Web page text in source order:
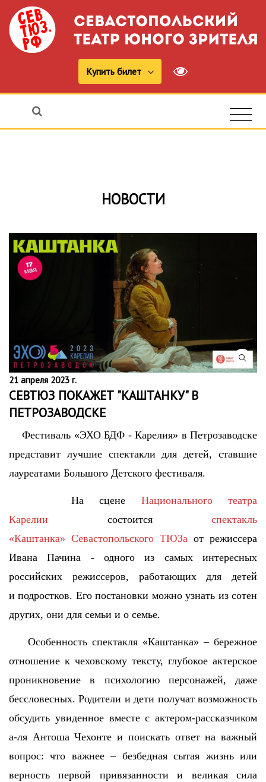
Купить билет
НОВОСТИ
21 апреля 2023 г.
СЕВТЮЗ ПОКАЖЕТ "КАШТАНКУ" В
ПЕТРОЗАВОДСКЕ
Фестиваль «ЭХО БДФ - Карелия» в Петрозаводске
представит лучшие спектакли для детей, ставшие
лауреатами Большого Детского фестиваля.
На сцене Национального театра
Карелии состоится спектакль
«Каштанка» Севастопольского ТЮЗа от режиссера
Ивана Пачина - одного из самых интересных
российских режиссеров, работающих для детей
и подростков. Его постановки можно узнать из сотен
других, они для семьи и о семье.
Особенность спектакля «Каштанка» – бережное
отношение к чеховскому тексту, глубокое актерское
проникновение в психологию персонажей, даже
бессловесных. Родители и дети получат возможность
обсудить увиденное вместе с актером-рассказчиком
а-ля Антоша Чехонте и поискать ответ на важный
вопрос: что важнее – безбедная сытая жизнь или
верность первой привязанности и великая сила